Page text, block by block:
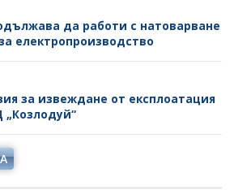
да работи с натоварване
електропроизводство
за извеждане от експлоатация
„Козлодуй“
ЗА ИЗБОР НА РЪКОВОДНИ
В ДЪРЖАВНАТА
УЧАСТИЕ